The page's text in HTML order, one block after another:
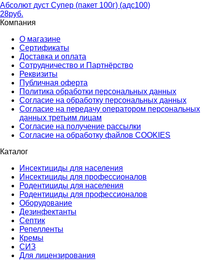
Абсолют дуст Супер (пакет 100г) (адс100)
28руб.
Компания
О магазине
Сертификаты
Доставка и оплата
Сотрудничество и Партнёрство
Реквизиты
Публичная оферта
Политика обработки персональных данных
Согласие на обработку персональных данных
Согласие на передачу оператором персональных
данных третьим лицам
Согласие на получение рассылки
Согласие на обработку файлов COOKIES
Каталог
Инсектициды для населения
Инсектициды для профессионалов
Родентициды для населения
Родентициды для профессионалов
Оборудование
Дезинфектанты
Септик
Репелленты
Кремы
СИЗ
Для лицензирования